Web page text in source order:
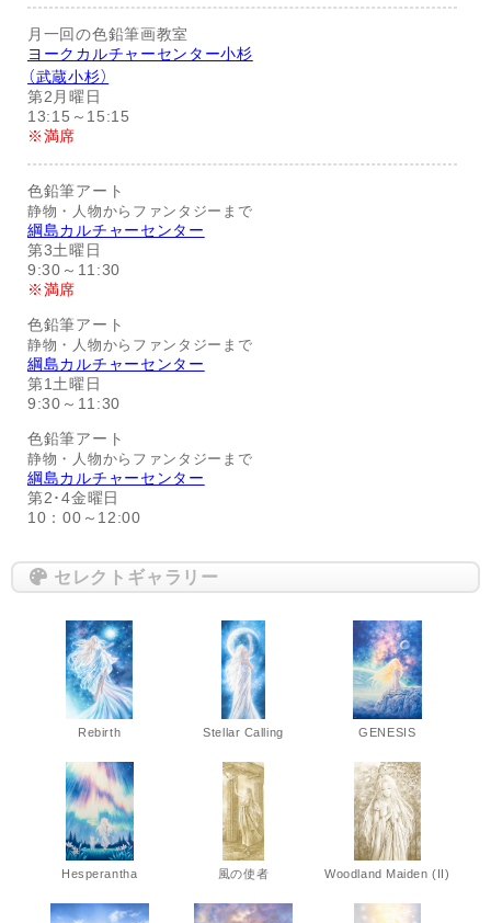
月一回の色鉛筆画教室
ヨークカルチャーセンター小杉
（武蔵小杉）
第2月曜日
13:15～15:15
※満席
色鉛筆アート
静物・人物からファンタジーまで
綱島カルチャーセンター
第3土曜日
9:30～11:30
※満席
色鉛筆アート
静物・人物からファンタジーまで
綱島カルチャーセンター
第1土曜日
9:30～11:30
色鉛筆アート
静物・人物からファンタジーまで
綱島カルチャーセンター
第2･4金曜日
10：00～12:00
セレクトギャラリー
Rebirth Stellar Calling GENESIS
Hesperantha 風の使者 Woodland Maiden (II)